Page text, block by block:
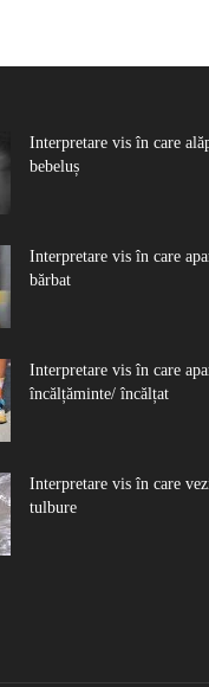
Interpretare vis în care
bebeluș
Interpretare vis în care
bărbat
Interpretare vis în care
încălțăminte/ încălțat
Interpretare vis în care
tulbure